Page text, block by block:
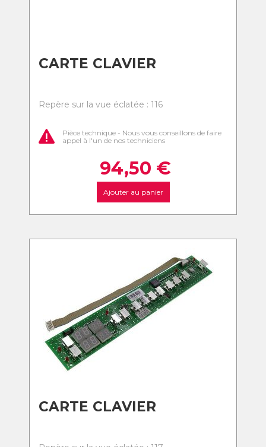
CARTE CLAVIER
Repère sur la vue éclatée : 116
Pièce technique - Nous vous conseillons de faire
appel à l'un de nos techniciens
94,50 €
Ajouter au panier
CARTE CLAVIER